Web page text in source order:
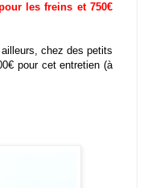
les freins et 750€
chez des petits
pour cet entretien (à